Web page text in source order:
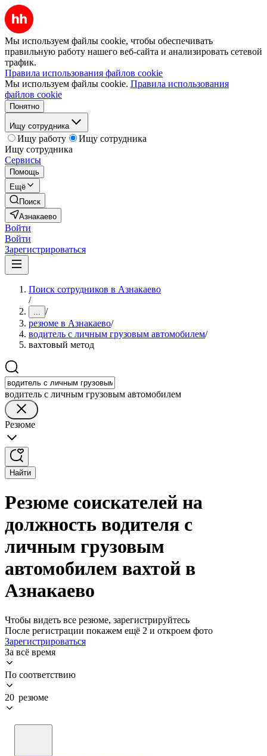
Мы используем файлы cookie, чтобы обеспечивать
правильную работу нашего веб-сайта и анализировать сетевой
трафик.
Правила использования файлов cookie
Мы используем файлы cookie. Правила использования
файлов cookie
Понятно
Ищу сотрудника
Ищу работу
Ищу сотрудника
Ищу сотрудника
Сервисы
Помощь
Ещё
Поиск
Азнакаево
Войти
Войти
Зарегистрироваться
Поиск сотрудников в Азнакаево
/
... /
резюме в Азнакаево/
водитель с личным грузовым автомобилем/
вахтовый метод
водитель с личным грузовым автомобилем
Резюме
Найти
Резюме соискателей на
должность водителя с
личным грузовым
автомобилем вахтой в
Азнакаево
Чтобы видеть все резюме, зарегистрируйтесь
После регистрации покажем ещё 2 и откроем фото
Зарегистрироваться
За всё время
По соответствию
20 резюме